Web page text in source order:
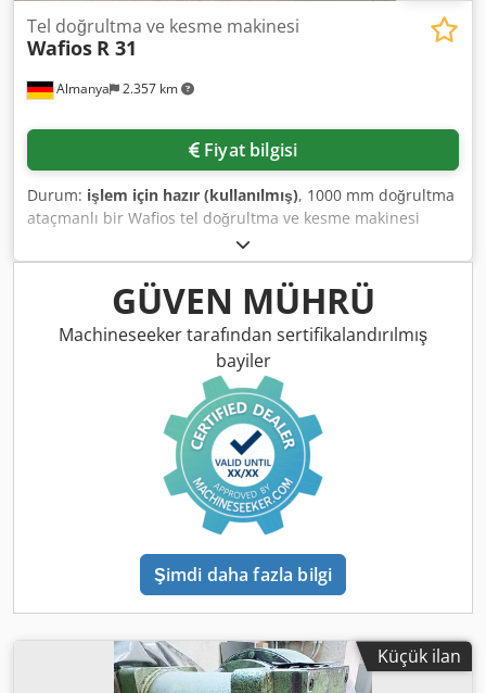
approx. 2200kg. Documentation available. Inspection on
site possible. Dcedoyxq Upjpfx Amrok
Almanya 2.357 km
Tel doğrultma ve kesme makinesi
Wafios R 31
Fiyat bilgisi
Durum: işlem için hazır (kullanılmış), 1000 mm doğrultma
ataçmanlı bir Wafios tel doğrultma ve kesme makinesi
mevcuttur. Tel çap aralığı: 1,5 mm-7 mm, kesme uzunluğu
aralığı: 20 mm-3000 mm, doğrultucu gövde hızı: 6800 d/dk,
adım: 71/69, kesme vuruşu: 270/dk, makine ölçüleri (X/Y/Z):
yaklaşık 3300 mm / 1200 mm / 1800 mm, ağırlık: yaklaşık
1400 kg. Yerinde inceleme mümkündür. Dodpfsyvuuzox
GÜVEN MÜHRÜ
Machineseeker tarafından sertifikalandırılmış
bayiler
Şimdi daha fazla bilgi
Küçük ilan